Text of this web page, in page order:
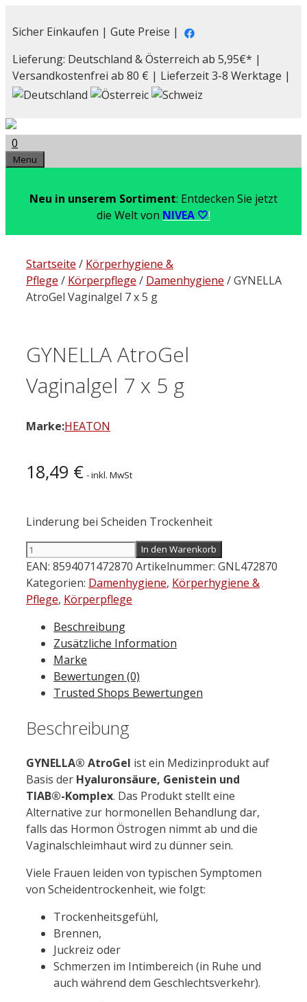
Inhalt
Sicher Einkaufen | Gute Preise |
Lieferung: Deutschland & Österreich ab 5,95€* |
Versandkostenfrei ab 80 € | Lieferzeit 3-8 Werktage |
0
Menu
Neu in unserem Sortiment: Entdecken Sie jetzt
die Welt von NIVEA 🤍!
Startseite / Körperhygiene &
Pflege / Körperpflege / Damenhygiene / GYNELLA
AtroGel Vaginalgel 7 x 5 g
GYNELLA AtroGel
Vaginalgel 7 x 5 g
Marke:HEATON
18,49 € - inkl. MwSt
Linderung bei Scheiden Trockenheit
GYNELLA
AtroGel
Vaginalgel
7
Menge
In den Warenkorb
EAN: 8594071472870 Artikelnummer: GNL472870
Kategorien: Damenhygiene, Körperhygiene &
Pflege, Körperpflege
Beschreibung
Zusätzliche Information
Marke
Bewertungen (0)
Trusted Shops Bewertungen
Beschreibung
GYNELLA® AtroGel ist ein Medizinprodukt auf
Basis der Hyaluronsäure, Genistein und
TIAB®-Komplex. Das Produkt stellt eine
Alternative zur hormonellen Behandlung dar,
falls das Hormon Östrogen nimmt ab und die
Vaginalschleimhaut wird zu dünner sein.
Viele Frauen leiden von typischen Symptomen
von Scheidentrockenheit, wie folgt:
Trockenheitsgefühl,
Brennen,
Juckreiz oder
Schmerzen im Intimbereich (in Ruhe und
auch während dem Geschlechtsverkehr).